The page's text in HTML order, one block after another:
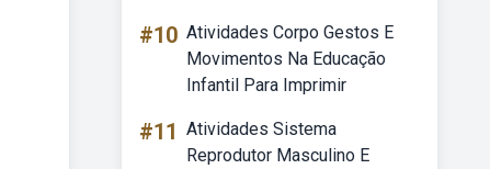
#10 Atividades Corpo Gestos E
Movimentos Na Educação
Infantil Para Imprimir
#11 Atividades Sistema
Reprodutor Masculino E